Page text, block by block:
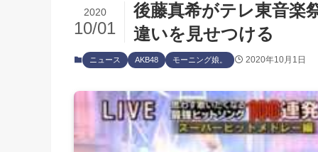
後藤真希がテレ東音楽
違いを見せつける
2020
10/01
ニュース AKB48 モーニング娘。 2020年10月1日